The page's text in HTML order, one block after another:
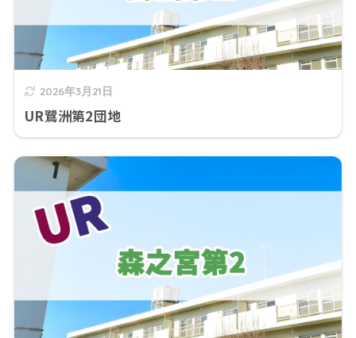
2026年3月21日
UR鷺洲第2団地